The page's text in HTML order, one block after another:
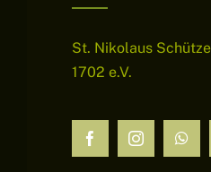
St. Nikolaus
1702 e.V.